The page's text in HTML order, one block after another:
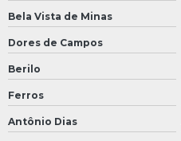
Bela Vista de Minas
Dores de Campos
Berilo
Ferros
Antônio Dias